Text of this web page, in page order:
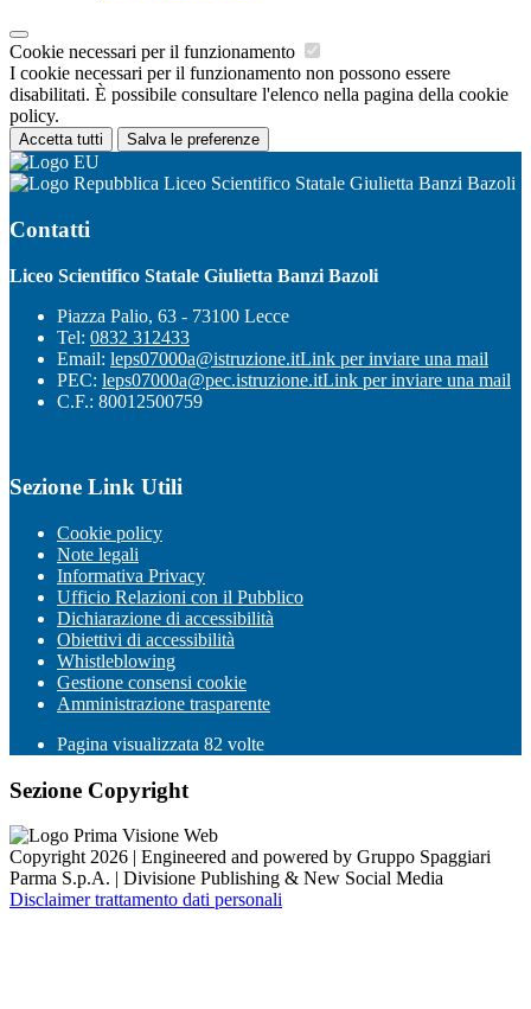
Cookie necessari per il funzionamento
I cookie necessari per il funzionamento non possono essere
disabilitati. È possibile consultare l'elenco nella pagina della cookie
policy.
Accetta tutti Salva le preferenze
Liceo Scientifico Statale Giulietta Banzi Bazoli
Contatti
Liceo Scientifico Statale Giulietta Banzi Bazoli
Piazza Palio, 63 - 73100 Lecce
Tel: 0832 312433
Email: leps07000a@istruzione.itLink per inviare una mail
PEC: leps07000a@pec.istruzione.itLink per inviare una mail
C.F.: 80012500759
Sezione Link Utili
Cookie policy
Note legali
Informativa Privacy
Ufficio Relazioni con il Pubblico
Dichiarazione di accessibilità
Obiettivi di accessibilità
Whistleblowing
Gestione consensi cookie
Amministrazione trasparente
Pagina visualizzata 82 volte
Sezione Copyright
Copyright 2026 | Engineered and powered by Gruppo Spaggiari
Parma S.p.A. | Divisione Publishing & New Social Media
Disclaimer trattamento dati personali